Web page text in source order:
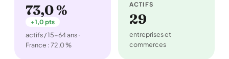
73,0 %
+1,0 pts
actifs / 15-64 ans ·
France : 72,0 %
ACTIFS
29
entreprises et
commerces